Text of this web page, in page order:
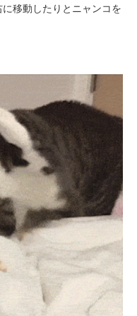
移動したりとニャンコを